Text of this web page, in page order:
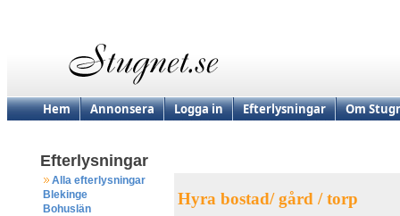
Hem Annonsera Logga in Efterlysningar Om
Efterlysningar
Alla efterlysningar
Blekinge
Bohuslän
Hyra bostad/ gård / torp